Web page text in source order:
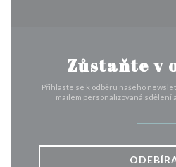
Zůstaňte v
Přihlaste se k odběru našeho
mailem personalizovaná sdělení